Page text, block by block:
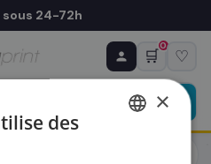
sous 24-72h
🛒
0
♡
achat — notre équipe
×
des